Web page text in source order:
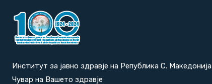
Институт за јавно здравје на Република С. Македонија
Чувар на Вашето здравје